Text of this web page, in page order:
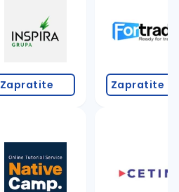
Zapratite Zapratite